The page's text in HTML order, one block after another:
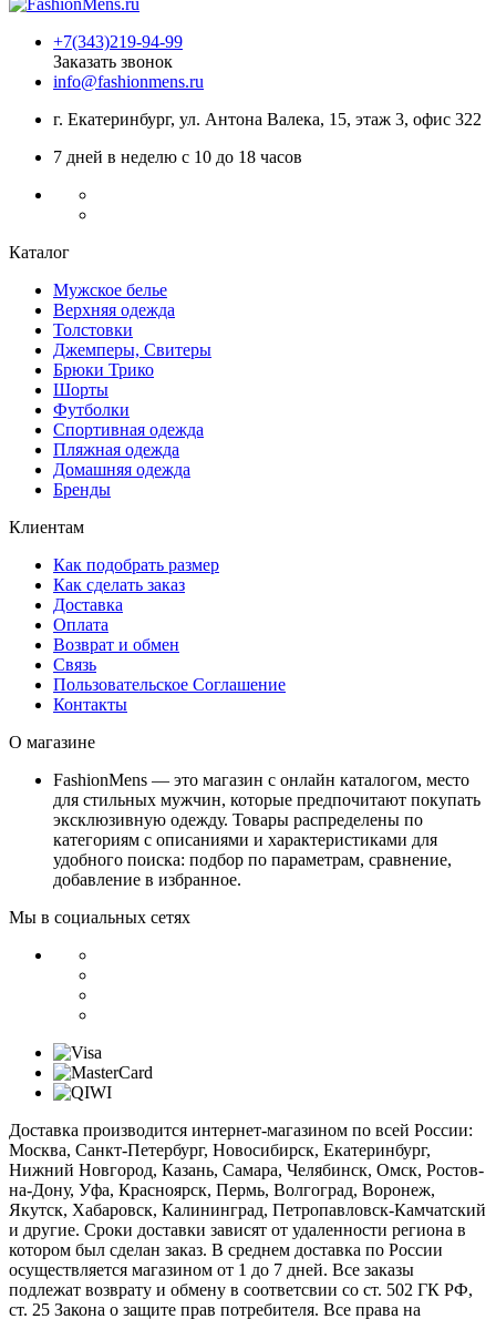
+7(343)219-94-99
Заказать звонок
info@fashionmens.ru
г. Екатеринбург, ул. Антона Валека, 15, этаж 3, офис 322
7 дней в неделю с 10 до 18 часов
Каталог
Мужское белье
Верхняя одежда
Толстовки
Джемперы, Свитеры
Брюки Трико
Шорты
Футболки
Спортивная одежда
Пляжная одежда
Домашняя одежда
Бренды
Клиентам
Как подобрать размер
Как сделать заказ
Доставка
Оплата
Возврат и обмен
Связь
Пользовательское Соглашение
Контакты
О магазине
FashionMens — это магазин с онлайн каталогом, место
для стильных мужчин, которые предпочитают покупать
эксклюзивную одежду. Товары распределены по
категориям с описаниями и характеристиками для
удобного поиска: подбор по параметрам, сравнение,
добавление в избранное.
Мы в социальных сетях
Доставка производится интернет-магазином по всей России:
Москва, Санкт-Петербург, Новосибирск, Екатеринбург,
Нижний Новгород, Казань, Самара, Челябинск, Омск, Ростов-
на-Дону, Уфа, Красноярск, Пермь, Волгоград, Воронеж,
Якутск, Хабаровск, Калининград, Петропавловск-Камчатский
и другие. Сроки доставки зависят от удаленности региона в
котором был сделан заказ. В среднем доставка по России
осуществляется магазином от 1 до 7 дней. Все заказы
подлежат возврату и обмену в соответсвии со ст. 502 ГК РФ,
ст. 25 Закона о защите прав потребителя. Все права на